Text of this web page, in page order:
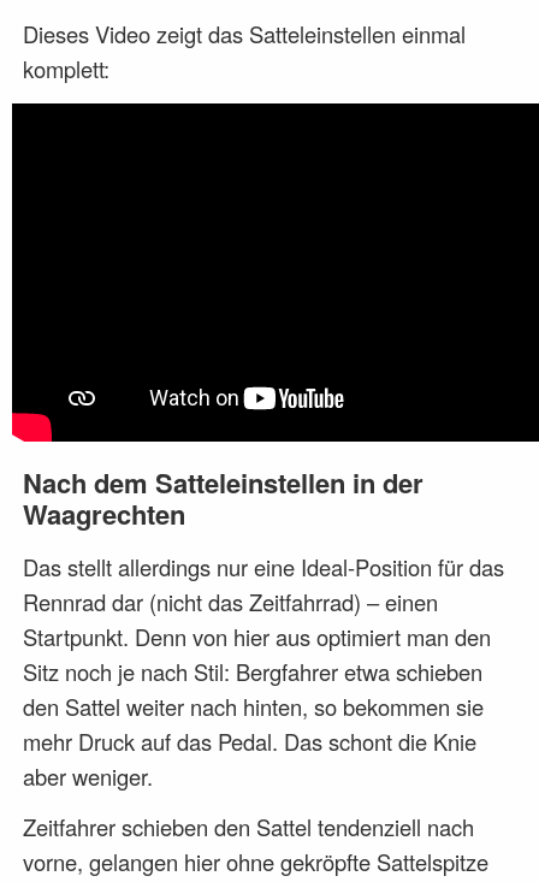
Dieses Video zeigt das Satteleinstellen einmal
komplett:
Nach dem Satteleinstellen in der
Waagrechten
Das stellt allerdings nur eine Ideal-Position für das
Rennrad dar (nicht das Zeitfahrrad) – einen
Startpunkt. Denn von hier aus optimiert man den
Sitz noch je nach Stil: Bergfahrer etwa schieben
den Sattel weiter nach hinten, so bekommen sie
mehr Druck auf das Pedal. Das schont die Knie
aber weniger.
Zeitfahrer schieben den Sattel tendenziell nach
vorne, gelangen hier ohne gekröpfte Sattelspitze